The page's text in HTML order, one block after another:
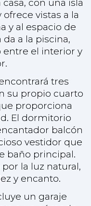
vestidor que
baño principal.
la luz natural,
y encanto.
un garaje
de la
patio con
y una zona
o recibir a
lista para
aquellos que
en un barrio